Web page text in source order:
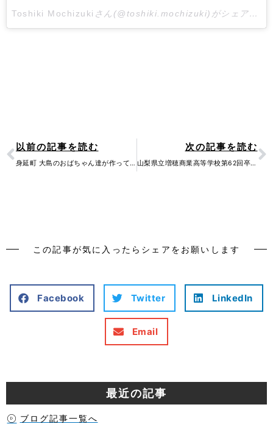
Toshiki Mochizuki さん(@toshiki.mochizuki)がシェアした投稿 –
Prev
以前の記事を読む
身延町 大島のおばちゃん達が作っている コロッケ！
次の記事を読む
山梨県立増穂商業高等学校第62回卒業証書授与式に参加させて頂きました。
この記事が気に入ったらシェアをお願いします
Facebook Twitter LinkedIn
Email
最近の記事
ブログ記事一覧へ